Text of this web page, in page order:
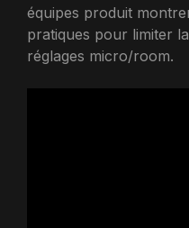
équipes produit
pratiques pour limiter
réglages micro/room.